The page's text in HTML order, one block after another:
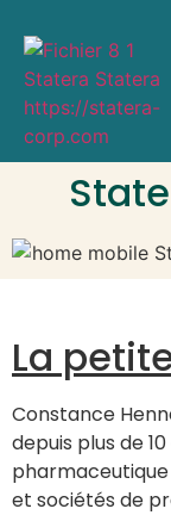
La
Constance
depuis plus de
et sociétés de